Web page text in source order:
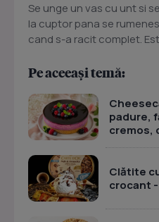
Se unge un vas cu unt si
la cuptor pana se
cand s-a racit complet.
Pe aceeași temă:
padure,
cremos,
Clătite
crocant